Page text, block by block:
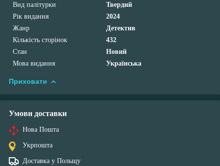
Вид палітурки
Твердий
Рік видання
2024
Жанр
Детектив
Кількість сторінок
432
Стан
Новий
Мова видання
Українська
Приховати
Умови доставки
Нова Пошта
Укрпошта
Доставка у Польщу